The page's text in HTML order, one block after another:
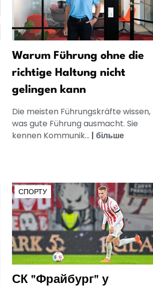
Warum Führung ohne die
richtige Haltung nicht
gelingen kann
Die meisten Führungskräfte wissen,
was gute Führung ausmacht. Sie
kennen Kommunik... | більше
СПОРТУ
СК "Фрайбург" у